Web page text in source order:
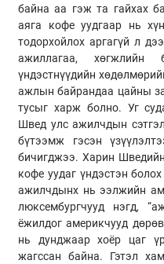
байна аа гэж та гайхах
аяга кофе уудгаар нь
тодорхойлох аргагүй л
ажиллагаа, хөгжлийн
үндэстнүүдийн
ажлын байрандаа цайны
тусыг харж болно. Уг
Швед улс ажилчдын
бүтээмж гэсэн
бичигджээ. Харин
кофе уудаг үндэстэн
ажилчдынх нь ээлжийн
люксембургчууд нэгд,
ёжилдог америкчууд
нь дунджаар хоёр цаг
жагссан байна. Гэтэл